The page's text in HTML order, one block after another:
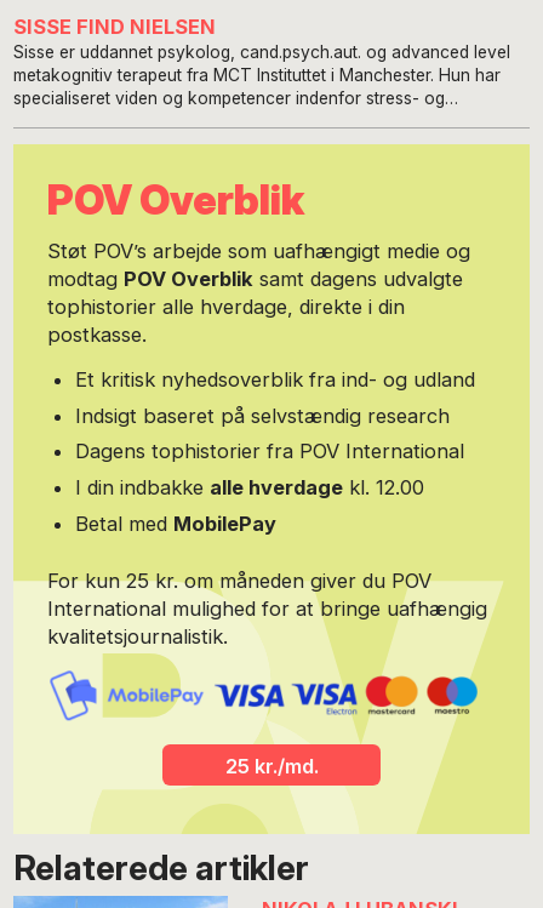
SISSE FIND NIELSEN
Sisse er uddannet psykolog, cand.psych.aut. og advanced level
metakognitiv terapeut fra MCT Instituttet i Manchester. Hun har
specialiseret viden og kompetencer indenfor stress- og
mental sundhed og trivsel.
POV Overblik
Støt POV’s arbejde som uafhængigt medie og
modtag POV Overbliksamt dagens udvalgte
tophistorier alle hverdage, direkte i din
postkasse.
Et kritisk nyhedsoverblik fra ind- og udland
Indsigt baseret på selvstændig research
Dagens tophistorier fra POV International
I din indbakke alle hverdage kl. 12.00
Betal med MobilePay
For kun 25 kr. om måneden giver du POV
International mulighed for at bringe uafhængig
kvalitetsjournalistik.
25 kr./md.
Relaterede artikler